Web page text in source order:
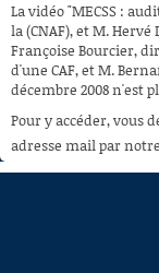
À LA
RECHERCHE
AIDE À LA
DE VIDÉOS
La vidéo "MECSS :
la (CNAF), et M.
Françoise Bourcier,
d'une CAF, et M.
décembre 2008 n'est
Pour y accéder, vous
adresse mail par